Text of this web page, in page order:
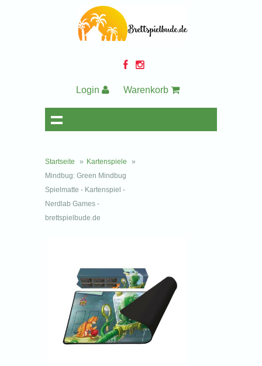
Login Warenkorb
Startseite » Kartenspiele
»
Mindbug: Green Mindbug
Spielmatte - Kartenspiel -
Nerdlab Games -
brettspielbude.de